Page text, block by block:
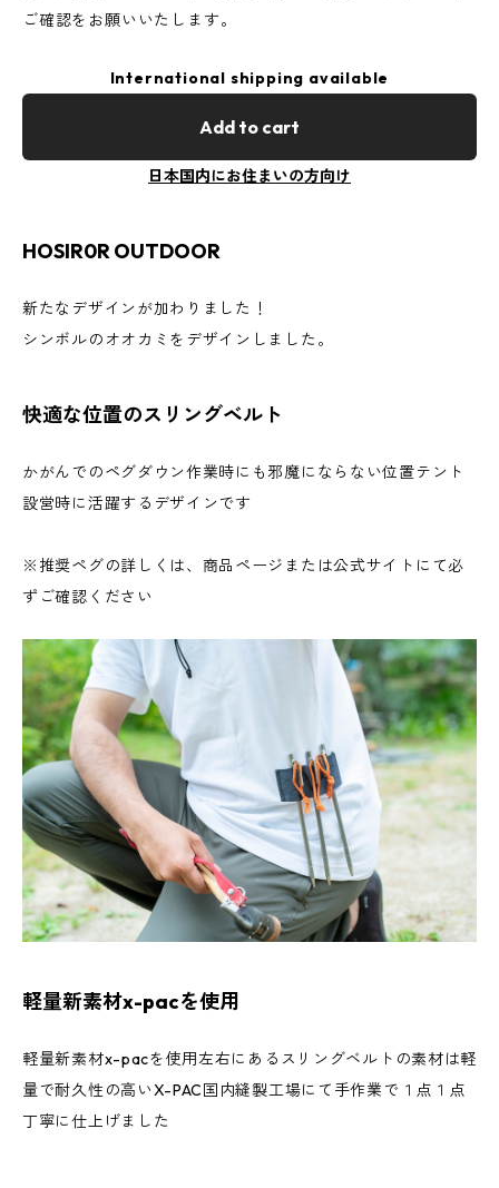
ご確認をお願いいたします。
International shipping available
Add to cart
日本国内にお住まいの方向け
HOSIR0R OUTDOOR
新たなデザインが加わりました！
シンボルのオオカミをデザインしました。
快適な位置のスリングベルト
かがんでのペグダウン作業時にも邪魔にならない位置テント
設営時に活躍するデザインです
※推奨ペグの詳しくは、商品ページまたは公式サイトにて必
ずご確認ください
軽量新素材x-pacを使用
軽量新素材x-pacを使用左右にあるスリングベルトの素材は軽
量で耐久性の高いX-PAC国内縫製工場にて手作業で１点１点
丁寧に仕上げました